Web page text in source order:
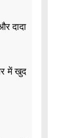
दादा
में खुद